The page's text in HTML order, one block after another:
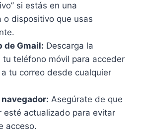
si estás en una
o dispositivo que usas
de Gmail: Descarga la
tu teléfono móvil para acceder
tu correo desde cualquier
Asegúrate de que
esté actualizado para evitar
acceso.